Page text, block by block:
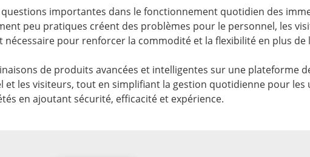
importantes dans le fonctionnement quotidien des
peu pratiques créent des problèmes pour le personnel, les
pour renforcer la commodité et la flexibilité en plus de
de produits avancées et intelligentes sur une plateforme
les visiteurs, tout en simplifiant la gestion quotidienne pour
en ajoutant sécurité, efficacité et expérience.